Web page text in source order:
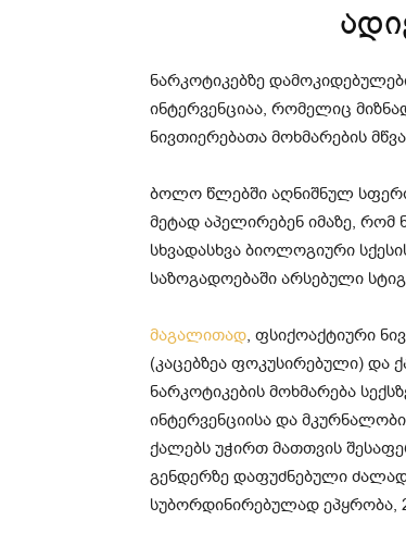
ნარკოტიკებზე
ინტერვენციაა, რომელიც
ნივთიერებათა მოხმარების
ბოლო წლებში აღნიშნულ
მეტად აპელირებენ იმაზე, რომ
სხვადასხვა ბიოლოგიური
საზოგადოებაში არსებული
მაგალითად, ფსიქოაქტიური
(კაცებზეა ფოკუსირებული) და
ნარკოტიკების მოხმარება
ინტერვენციისა და
ქალებს უჭირთ მათთვის
გენდერზე დაფუძნებული
სუბორდინირებულად ეპყრობა,